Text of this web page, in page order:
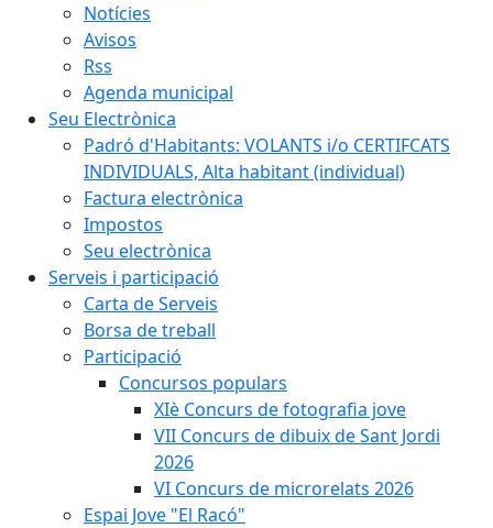
Notícies
Avisos
Rss
Agenda municipal
Seu Electrònica
Padró d'Habitants: VOLANTS i/o CERTIFCATS
INDIVIDUALS, Alta habitant (individual)
Factura electrònica
Impostos
Seu electrònica
Serveis i participació
Carta de Serveis
Borsa de treball
Participació
Concursos populars
XIè Concurs de fotografia jove
VII Concurs de dibuix de Sant Jordi
2026
VI Concurs de microrelats 2026
Espai Jove "El Racó"